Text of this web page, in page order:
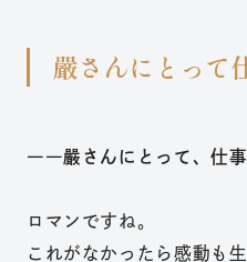
嚴さんにとって
――嚴さんにとって、仕事
ロマンですね。
これがなかったら感動も